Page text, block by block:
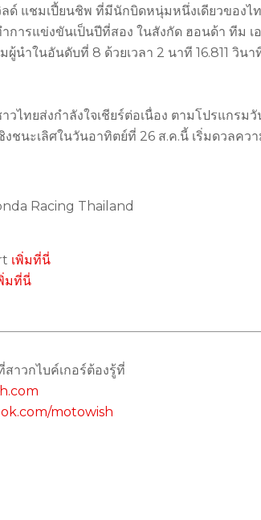
ลด์ แชมเปี้ยนชิพ ที่มีนักบิดหนุ่มหนึ่งเดียวของ
การแข่งขันเป็นปีที่สอง ในสังกัด ฮอนด้า ทีม
ผู้นำในอันดับที่ 8 ด้วยเวลา 2 นาที 16.811 วินา
วไทยส่งกำลังใจเชียร์ต่อเนื่อง ตามโปรแกรม
ชนะเลิศในวันอาทิตย์ที่ 26 ส.ค.นี้ เริ่มดวลควา
Racing Thailand
เพิ่มที่นี่
มที่นี่
สาวกไบค์เกอร์ต้องรู้ที่
motowish